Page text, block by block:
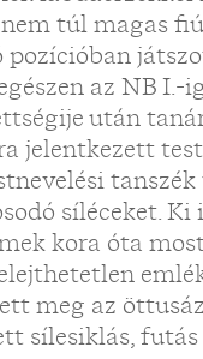
túl magas
az NB I.-
után
jelentkezett
tanszék
síléceket. Ki
kora óta
meg az
sílesiklás,